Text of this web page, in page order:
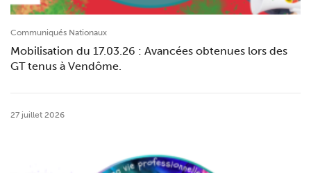
Communiqués Nationaux
Mobilisation du 17.03.26 : Avancées obtenues lors des
GT tenus à Vendôme.
27 juillet 2026